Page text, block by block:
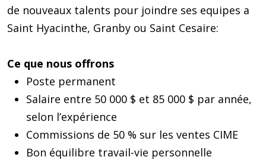
de nouveaux talents pour joindre ses equipes a
Saint Hyacinthe, Granby ou Saint Cesaire:
Ce que nous offrons
Poste permanent
Salaire entre 50 000 $ et 85 000 $ par année,
selon l’expérience
Commissions de 50 % sur les ventes CIME
Bon équilibre travail-vie personnelle